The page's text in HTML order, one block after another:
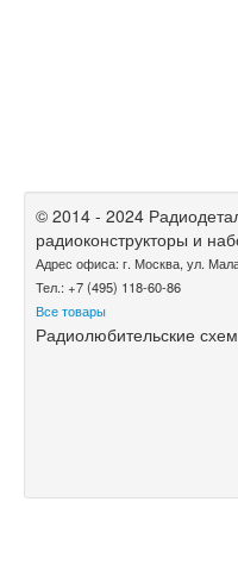
© 2014 - 2024
радиоконструкторы и
Адрес офиса: г. Москва, ул.
Тел.: +7 (495) 118-60-86
Все товары
Радиолюбительские